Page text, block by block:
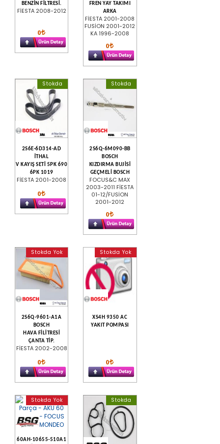
BENZİN FİLTRESİ.
FİESTA 2008-2012
0
FREN YAY TAKIMI
ARKA
FİESTA 2001-2008
FUSİON 2001-2012
KA 1996-2008
0
Stokda
2S6E-6D314-AD
İTHAL
V KAYIŞ SETİ 5PK 690
6PK 1019
FİESTA 2001-2008
0
Stokda
2S6Q-6M090-BB
BOSCH
KIZDIRMA BUJİSİ
GEÇMELİ BOSCH
FOCUS&C MAX
2003-2011 FİESTA
01-12/FUSİON
2001-2012
0
Stokda Yok
2S6Q-9601-A1A
BOSCH
HAVA FİLİTRESİ
ÇANTA TİP.
FİESTA 2002-2008
0
Stokda Yok
XS4H 9350 AC
YAKIT POMPASI
0
Stokda Yok
60AH-10655-510A1
Stokda